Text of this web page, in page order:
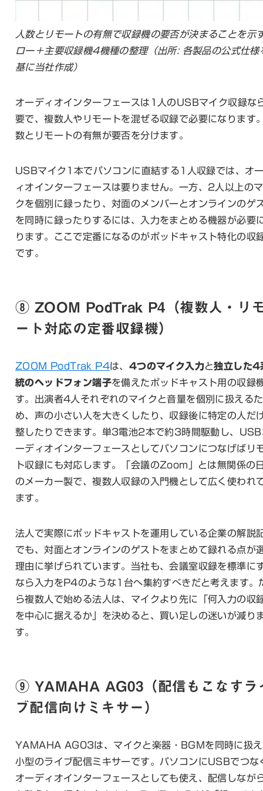
人数とリモートの有無で収録機の要否が決まることを示
ロー＋主要収録機4機種の整理（出所: 各製品の公式仕様
基に当社作成）
オーディオインターフェースは1人のUSBマイク収録な
要で、複数人やリモートを混ぜる収録で必要になります
数とリモートの有無が要否を分けます。
USBマイク1本でパソコンに直結する1人収録では、オ
ィオインターフェースは要りません。一方、2人以上の
クを個別に録ったり、対面のメンバーとオンラインのゲ
を同時に録ったりするには、入力をまとめる機器が必要
ります。ここで定番になるのがポッドキャスト特化の収
です。
⑧ ZOOM PodTrak P4（複数人・リ
ート対応の定番収録機）
ZOOM PodTrak P4は、 4つのマイク入力と独立した4
統のヘッドフォン端子を備えたポッドキャスト用の収録
す。出演者4人それぞれのマイクと音量を個別に扱えるた
め、声の小さい人を大きくしたり、収録後に特定の人だ
整したりできます。単3電池2本で約3時間駆動し、USB
ーディオインターフェースとしてパソコンにつなげばリ
ト収録にも対応します。「会議のZoom」とは無関係の
のメーカー製で、複数人収録の入門機として広く使われ
ます。
法人で実際にポッドキャストを運用している企業の解説
でも、対面とオンラインのゲストをまとめて録れる点が
理由に挙げられています。当社も、会議室収録を標準に
なら入力をP4のような1台へ集約すべきだと考えます。
ら複数人で始める法人は、マイクより先に「何入力の収
を中心に据えるか」を決めると、買い足しの迷いが減り
す。
⑨ YAMAHA AG03（配信もこなすラ
ブ配信向けミキサー）
YAMAHA AG03は、マイクと楽器・BGMを同時に扱
小型のライブ配信ミキサーです。パソコンにUSBでつな
オーディオインターフェースとしても使え、配信しなが